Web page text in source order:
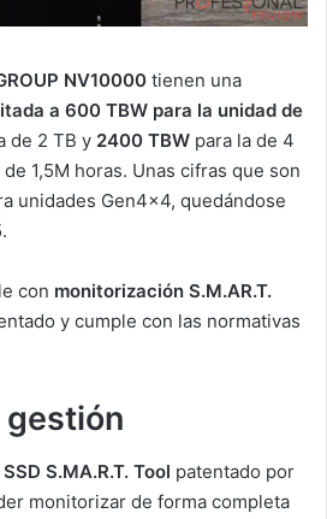
NV10000 tienen una
a 600 TBW para la unidad de
de 2 TB y 2400 TBW para la de 4
1,5M horas. Unas cifras que son
unidades Gen4x4, quedándose
con monitorización S.M.AR.T.
y cumple con las normativas
SSD S.MA.R.T. Tool patentado por
monitorizar de forma completa